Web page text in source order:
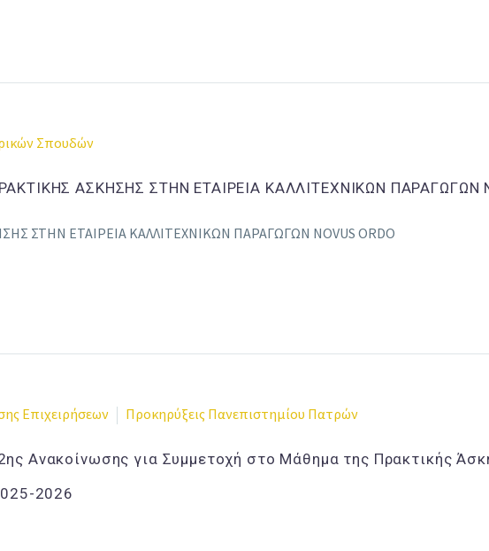
Σπουδών
ΑΣΚΗΣΗΣ ΣΤΗΝ ΕΤΑΙΡΕΙΑ ΚΑΛΛΙΤΕΧΝΙΚΩΝ ΠΑΡΑΓΩΓΩΝ
ΣΤΗΝ ΕΤΑΙΡΕΙΑ ΚΑΛΛΙΤΕΧΝΙΚΩΝ ΠΑΡΑΓΩΓΩΝ NOVUS ORDO
Επιχειρήσεων Προκηρύξεις Πανεπιστημίου Πατρών
Ανακοίνωσης για Συμμετοχή στο Μάθημα της Πρακτικής
2026